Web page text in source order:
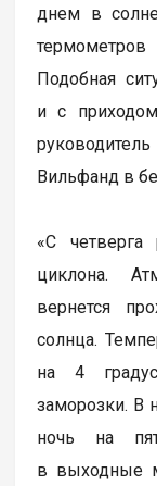
днем в
Подобная
и с
Вильфанд в
«С четверга
циклона.
вернется
солнца.
на 4
заморозки. В
ночь на
в выходные